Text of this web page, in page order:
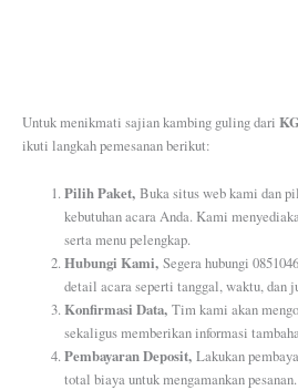
Untuk menikmati sajian kambing guling dari
ikuti langkah pemesanan berikut:
Pilih Paket,Buka situs web kami dan
kebutuhan acara Anda. Kami
serta menu pelengkap.
Hubungi Kami,Segera hubungi
detail acara seperti tanggal, waktu, dan
Konfirmasi Data,Tim kami akan
sekaligus memberikan informasi
Pembayaran Deposit,Lakukan
total biaya untuk mengamankan pesanan.